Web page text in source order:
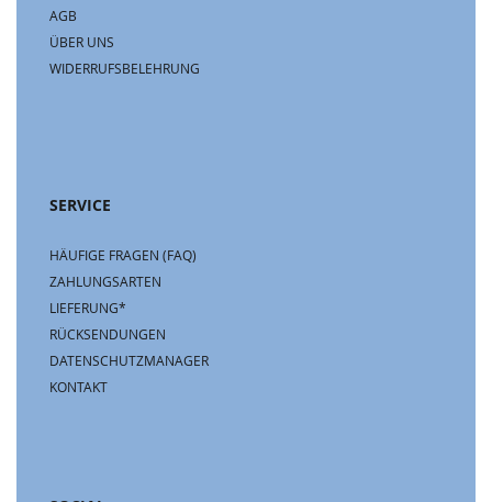
AGB
ÜBER UNS
WIDERRUFSBELEHRUNG
SERVICE
HÄUFIGE FRAGEN (FAQ)
ZAHLUNGSARTEN
LIEFERUNG*
RÜCKSENDUNGEN
DATENSCHUTZMANAGER
KONTAKT